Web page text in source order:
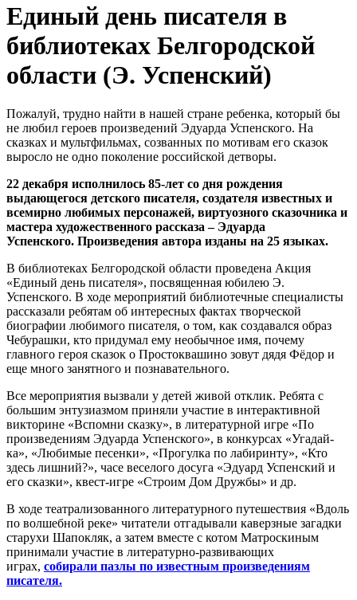
Единый день писателя в
библиотеках Белгородской
области (Э. Успенский)
Пожалуй, трудно найти в нашей стране ребенка, который бы
не любил героев произведений Эдуарда Успенского. На
сказках и мультфильмах, созванных по мотивам его сказок
выросло не одно поколение российской детворы.
22 декабря исполнилось 85-лет со дня рождения
выдающегося детского писателя, создателя известных и
всемирно любимых персонажей, виртуозного сказочника и
мастера художественного рассказа – Эдуарда
Успенского. Произведения автора изданы на 25 языках.
В библиотеках Белгородской области проведена Акция
«Единый день писателя», посвященная юбилею Э.
Успенского. В ходе мероприятий библиотечные специалисты
рассказали ребятам об интересных фактах творческой
биографии любимого писателя, о том, как создавался образ
Чебурашки, кто придумал ему необычное имя, почему
главного героя сказок о Простоквашино зовут дядя Фёдор и
еще много занятного и познавательного.
Все мероприятия вызвали у детей живой отклик. Ребята с
большим энтузиазмом приняли участие в интерактивной
викторине «Вспомни сказку», в литературной игре «По
произведениям Эдуарда Успенского», в конкурсах «Угадай-
ка», «Любимые песенки», «Прогулка по лабиринту», «Кто
здесь лишний?», часе веселого досуга «Эдуард Успенский и
его сказки», квест-игре «Строим Дом Дружбы» и др.
В ходе театрализованного литературного путешествия «Вдоль
по волшебной реке» читатели отгадывали каверзные загадки
старухи Шапокляк, а затем вместе с котом Матроскиным
принимали участие в литературно-развивающих
играх, собирали пазлы по известным произведениям
писателя.